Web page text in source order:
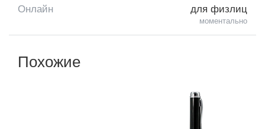
Онлайн для физлиц
моментально
Похожие